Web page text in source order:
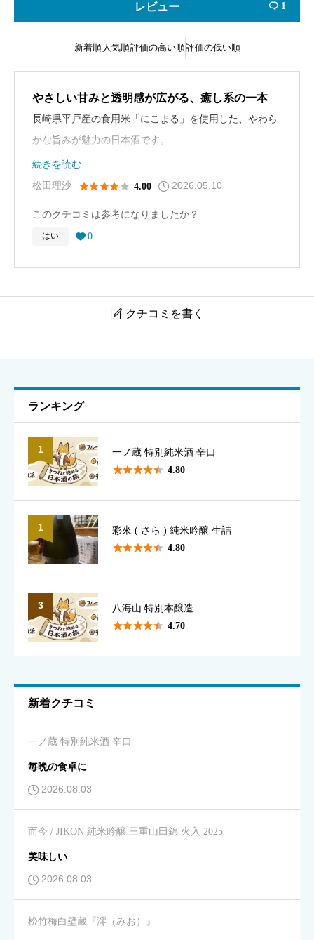
レビュー  1
新着順 人気順評価の高い順評価の低い順
やさしい甘みと透明感が広がる、癒し系の一本
長崎県平戸産の食用米「にこまる」を使用した、やわら
かな旨みが魅力の日本酒です。
口に含むと、白桃や洋梨を思わせる穏やかな甘みがふわ
っと広がり、後味は軽やかで透明感のある仕上がり。酸
派手さよりもじんわり美味しいタイプで、食中酒として
続きを読む
松田理沙  4.00 2026.05.10
このクチコミは参考になりましたか？
はい  0
 クチコミを書く
表示名として使用されます（本名でなくて構いません）
香り
味のわかりやすさ
キレ 必須
星の数をお選びください
飲みやすさ 必須
星の数をお選びください
コスパ 必須
ランキング
1 一ノ蔵 特別純米酒 辛口
 4.80
1 彩來 ( さら ) 純米吟醸 生詰
 4.80
3 八海山 特別本醸造
 4.70
新着クチコミ
一ノ蔵 特別純米酒 辛口
毎晩の食卓に
2026.08.03
而今 / JIKON 純米吟醸 三重山田錦 火入 2025
美味しい
2026.08.03
松竹梅白壁蔵『澪（みお）』